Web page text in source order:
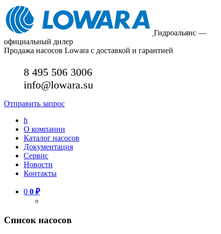
Гидроальянс —
официальный дилер
Продажа насосов Lowara с доставкой и гарантией
8 495 506 3006
info@lowara.su
Отправить запрос
h
О компании
Каталог насосов
Документация
Сервис
Новости
Контакты
0 0 ₽
Список насосов